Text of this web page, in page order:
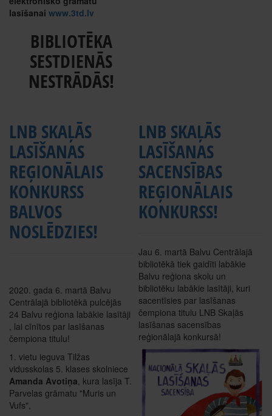
lasīšanai www.3td.lv
BIBLIOTĒKA
SESTDIENĀS
NESTRĀDĀS!
LNB SKAĻĀS
LASĪŠANAS
REĢIONĀLAIS
KONKURSS
BALVOS
NOSLĒDZIES!
2020. gada 6. martā Balvu
Centrālajā bibliotēkā pulcējās
24 Balvu reģiona labākie lasītāji
, lai cīnītos par lasīšanas
čempiona titulu!
1. vietu ieguva Tilžas
vidusskolas 5. klases skolniece
Amanda Avotiņa , kura lasīja T.
Parvelas grāmatu "Muris un
Vufs",
LNB SKAĻĀS
LASĪŠANAS
SACENSĪBAS
REĢIONĀLAIS
KONKURSS!
Jau 6. martā Balvu Centrālajā
bibliotēkā tiek gaidīti labākie
Balvu reģiona skolu un
bibliotēku labākie lasītāji, kuri
sacentīsies par lasīšanas
čempiona titulu LNB Skaļās
lasīšanas sacensības
reģionālajā konkursā!